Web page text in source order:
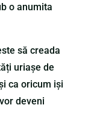
o anumita
să creada
uriașe de
ca oricum iși
deveni